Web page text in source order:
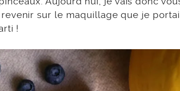
sur le maquillage que je
!